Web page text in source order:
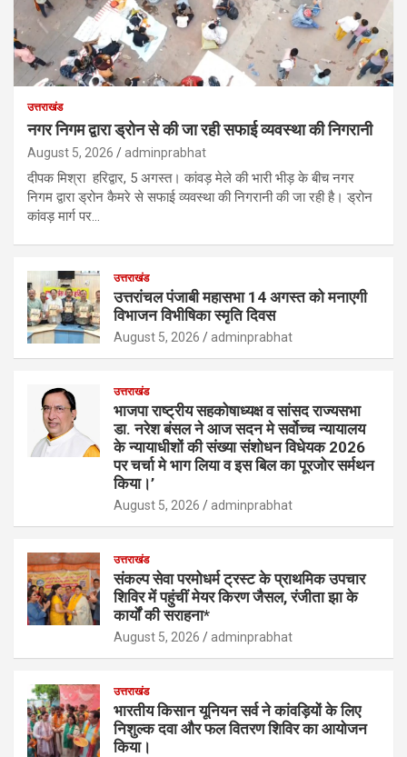
उत्तराखंड
नगर निगम द्वारा ड्रोन से की जा रही सफाई व्यवस्था की निगरानी
August 5, 2026 adminprabhat
दीपक मिश्रा हरिद्वार, 5 अगस्त। कांवड़ मेले की भारी भीड़ के बीच नगर
निगम द्वारा ड्रोन कैमरे से सफाई व्यवस्था की निगरानी की जा रही है। ड्रोन
कांवड़ मार्ग पर…
उत्तराखंड
उत्तरांचल पंजाबी महासभा 14 अगस्त को मनाएगी
विभाजन विभीषिका स्मृति दिवस
August 5, 2026 adminprabhat
उत्तराखंड
भाजपा राष्ट्रीय सहकोषाध्यक्ष व सांसद राज्यसभा
डा. नरेश बंसल ने आज सदन मे सर्वोच्च न्यायालय
के न्यायाधीशों की संख्या संशोधन विधेयक 2026
पर चर्चा मे भाग लिया व इस बिल का पूरजोर सर्मथन
किया।’
August 5, 2026 adminprabhat
उत्तराखंड
संकल्प सेवा परमोधर्म ट्रस्ट के प्राथमिक उपचार
शिविर में पहुंचीं मेयर किरण जैसल, रंजीता झा के
कार्यों की सराहना*
August 5, 2026 adminprabhat
उत्तराखंड
भारतीय किसान यूनियन सर्व ने कांवड़ियों के लिए
निशुल्क दवा और फल वितरण शिविर का आयोजन
किया।